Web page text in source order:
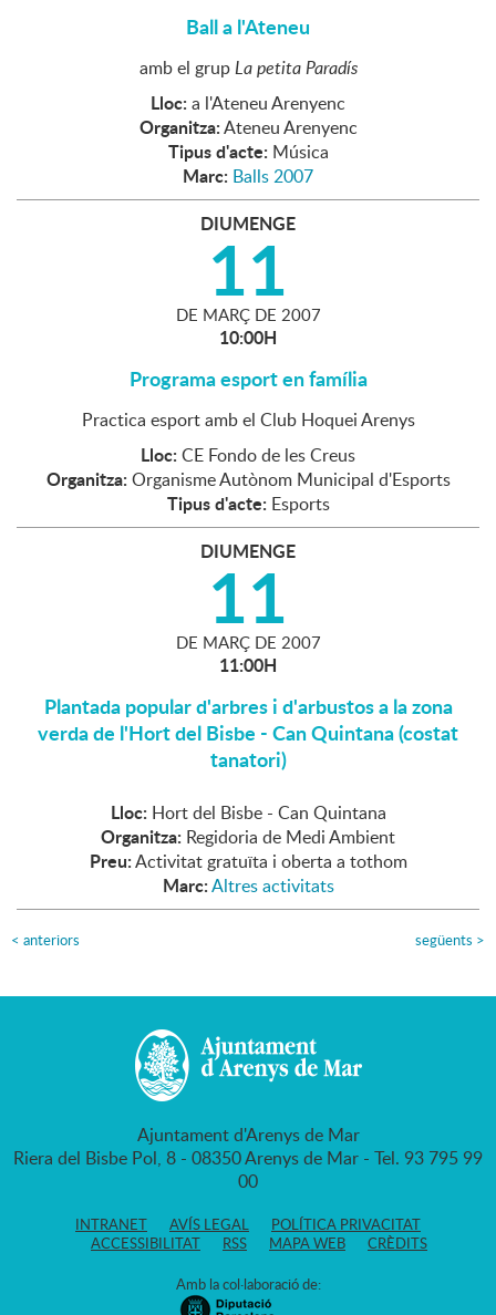
Ball a l'Ateneu
amb el grupLa petita Paradís
Lloc: a l'Ateneu Arenyenc
Organitza:Ateneu Arenyenc
Tipus d'acte: Música
Marc: Balls 2007
DIUMENGE
11
DE MARÇ DE 2007
10:00H
Programa esport en família
Practica esport amb el Club Hoquei Arenys
Lloc: CE Fondo de les Creus
Organitza: Organisme Autònom Municipal d'Esports
Tipus d'acte: Esports
DIUMENGE
11
DE MARÇ DE 2007
11:00H
Plantada popular d'arbres i d'arbustos a la zona
verda de l'Hort del Bisbe - Can Quintana (costat
tanatori)
Lloc: Hort del Bisbe - Can Quintana
Organitza: Regidoria de Medi Ambient
Preu:Activitat gratuïta i oberta a tothom
Marc:Altres activitats
< anteriors següents >
Ajuntament d'Arenys de Mar
Riera del Bisbe Pol, 8 - 08350 Arenys de Mar - Tel. 93 795 99
00
INTRANET AVÍS LEGAL
POLÍTICA PRIVACITAT
ACCESSIBILITAT
RSS MAPA WEB CRÈDITS
Amb la col·laboració de: